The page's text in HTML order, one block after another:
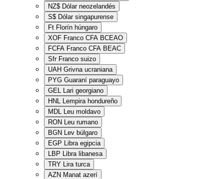
NZ$ Dólar neozelandés
S$ Dólar singapurense
Ft Florín húngaro
XOF Franco CFA BCEAO
FCFA Franco CFA BEAC
Sfr Franco suizo
UAH Grivna ucraniana
PYG Guaraní paraguayo
GEL Lari georgiano
HNL Lempira hondureño
MDL Leu moldavo
RON Leu rumano
BGN Lev búlgaro
EGP Libra egipcia
LBP Libra libanesa
TRY Lira turca
AZN Manat azerí